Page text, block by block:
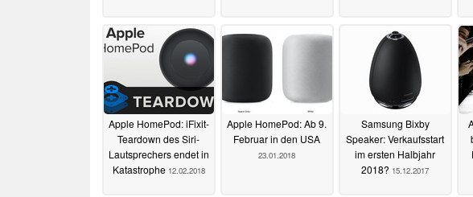
Apple HomePod: iFixit-
Teardown des Siri-
Lautsprechers endet in
Katastrophe 12.02.2018
Apple HomePod: Ab 9.
Februar in den USA
23.01.2018
Samsung Bixby
Speaker: Verkaufsstart
im ersten Halbjahr
2018? 15.12.2017